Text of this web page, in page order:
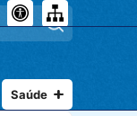
Saúde